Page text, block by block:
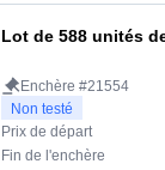
Lot de 588 unités
Enchère #21554
Non testé
Prix de départ
Fin de l'enchère